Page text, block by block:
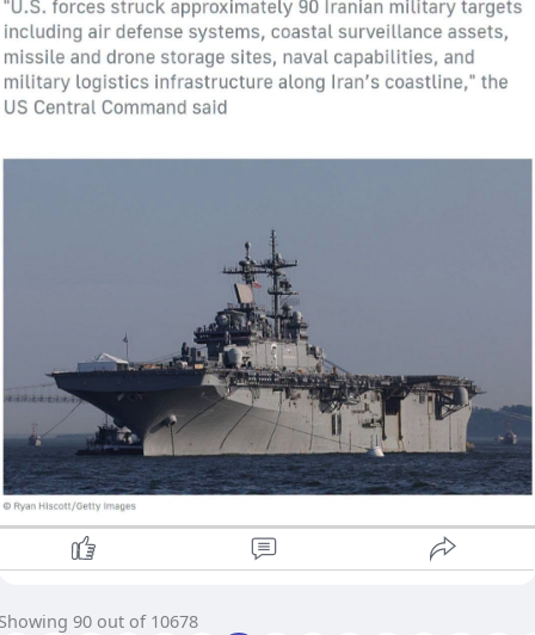
ရပ်သားသင်္ဘောသားများကို တိုက်ခိုက်နိုင်သည့် အီရန်၏ စွမ်းရည်
ပိုမိုလျှော့ချရန် ဖြစ်သည်။
မေရိကန်တပ်ဖွဲ့များက အီရန်၏ စစ်ရေးပစ်မှတ် ၉၀ ခန့်ကို
က်ခိုက်ခဲ့ပြီး၊ ထိုပ-စ်မှတ်များတွင် လေကြောင်းရန်ကာကွယ်ရေး
နစ်များ၊ ကမ်းရိုးတန်း စောင့်ကြည့်ရေးစနစ်များ၊ ဒုံးကျည်နှင့် ဒရုန်း
စ်ဘက်ဆိုင်ရာ ထောက်ပံ့ပို့ဆောင်ရေး အခြေခံအဆောက်အအုံများ
ည်း အမေရိကန်သည် အီရန်ရှိ စစ်ရေးပစ်မှတ် ၈၀ ကို တိုက်ခိုက်ခဲ့
စ်ဖက်တွင် အီရန်လွှတ်တော်ဥက္ကဋ္ဌ Mohammad Bagher
က ဟော်မုဇ်ရေလက်ကြားကို ပြန်လည်ဖွင့်ပေးမည်ဆိုပါ
ဝါရှင်တန်၏ ဖိအားပေးမှုကြောင့် မဟုတ်ဘဲ တီဟီရန်ဘက်က
တ်မှတ်ထားသော အခြေအနေများ ပြည့်မီမှသာ ဖြစ်မည်ဟု
တိပေး ပြောကြားခဲ့သည်။
အပြင် ၎င်းက "အမေရိကန်၏ ခြိမ်းခြောက်မှုများနှင့် ကတိပျက်မှု
ျားသည် ယခုအချိန်မှစ၍ အကျိုးဆက်မရှိဘဲ ဆက်လက်ပြုလုပ်နိုင်
ည့် အရာ မဟုတ်တော့ပါ" ဟု အလေးအနက် ပြောဆိုခဲ့သည်။
ဆိုပါ ပြောကြားချက်သည် ဟော်မုဇ်ရေလက်ကြားကို ပြန်ဖွင့်ရေး
တွက် အီရန်ဘက်က မိမိတို့၏ သတ်မှတ်ချက်များကို ဦးစားပေး
ည်ဖြစ်ကြောင်းနှင့် အမေရိကန်၏ ဖိအားများကို လက်မခံကြောင်း
90 out of 10678